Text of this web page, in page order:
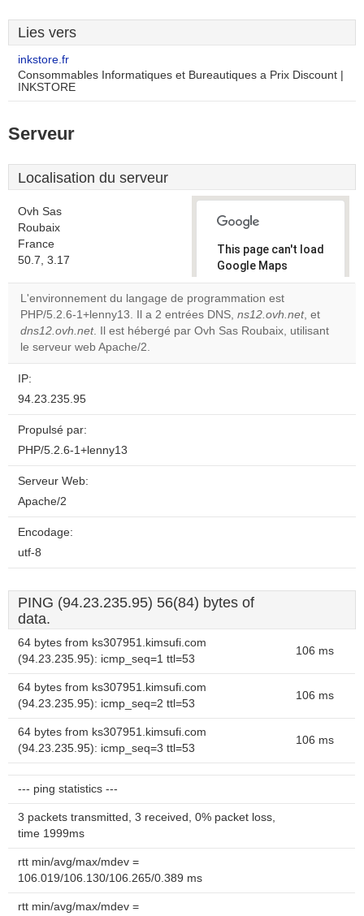
Lies vers
inkstore.fr
Consommables Informatiques et Bureautiques a Prix Discount |
INKSTORE
Serveur
Localisation du serveur
Ovh Sas
Roubaix
France
50.7, 3.17
This page can't load
Google Maps
correctly.
Do you
own this
OK
L'environnement du langage de programmation est
PHP/5.2.6-1+lenny13. Il a 2 entrées DNS, ns12.ovh.net, et
dns12.ovh.net. Il est hébergé par Ovh Sas Roubaix, utilisant
le serveur web Apache/2.
IP:
94.23.235.95
Propulsé par:
PHP/5.2.6-1+lenny13
Serveur Web:
Apache/2
Encodage:
utf-8
PING (94.23.235.95) 56(84) bytes of
data.
64 bytes from ks307951.kimsufi.com
(94.23.235.95): icmp_seq=1 ttl=53
106 ms
64 bytes from ks307951.kimsufi.com
(94.23.235.95): icmp_seq=2 ttl=53
106 ms
64 bytes from ks307951.kimsufi.com
(94.23.235.95): icmp_seq=3 ttl=53
106 ms
--- ping statistics ---
3 packets transmitted, 3 received, 0% packet loss,
time 1999ms
rtt min/avg/max/mdev =
106.019/106.130/106.265/0.389 ms
rtt min/avg/max/mdev =